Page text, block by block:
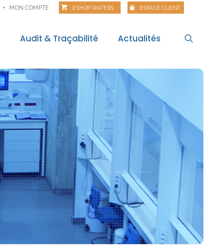
MON COMPTE ESHOP WATERS ESPACE CLIENT
Audit & Traçabilité Actualités
Actualités
Veille règlementaire
Bilan règlementaire
Les Matinales
Alertes alimentaires
Webinaires
Food Risk
Polar Pod